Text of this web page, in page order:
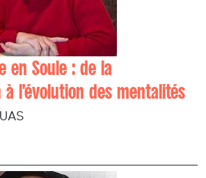
en Soule : de la
l'évolution des mentalités